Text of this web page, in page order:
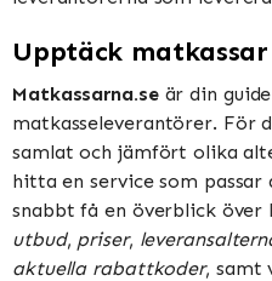
Upptäck
Matkassarna.seär din
matkasseleverantörer. För
samlat och jämfört olika
hitta en service som passar
snabbt få en överblick över
utbud, priser,
aktuella rabattkoder, samt